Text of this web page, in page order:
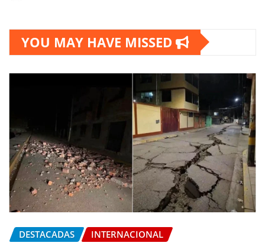
YOU MAY HAVE MISSED
DESTACADAS INTERNACIONAL